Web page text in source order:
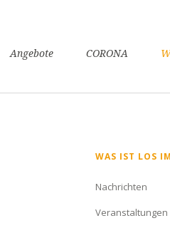
Angebote CORONA
Navigation
WAS IST LOS
Nachrichten
Veranstaltungen